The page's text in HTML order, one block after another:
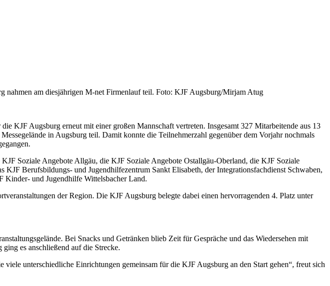
nahmen am diesjährigen M-net Firmenlauf teil. Foto: KJF Augsburg/Mirjam Atug
KJF Augsburg erneut mit einer großen Mannschaft vertreten. Insgesamt 327 Mitarbeitende aus 13
in Augsburg teil. Damit konnte die Teilnehmerzahl gegenüber dem Vorjahr nochmals
Soziale Angebote Allgäu, die KJF Soziale Angebote Ostallgäu-Oberland, die KJF Soziale
Berufsbildungs- und Jugendhilfezentrum Sankt Elisabeth, der Integrationsfachdienst Schwaben,
Kinder- und Jugendhilfe Wittelsbacher Land.
der Region. Die KJF Augsburg belegte dabei einen hervorragenden 4. Platz unter
Bei Snacks und Getränken blieb Zeit für Gespräche und das Wiedersehen mit
es anschließend auf die Strecke.
unterschiedliche Einrichtungen gemeinsam für die KJF Augsburg an den Start gehen“, freut sich